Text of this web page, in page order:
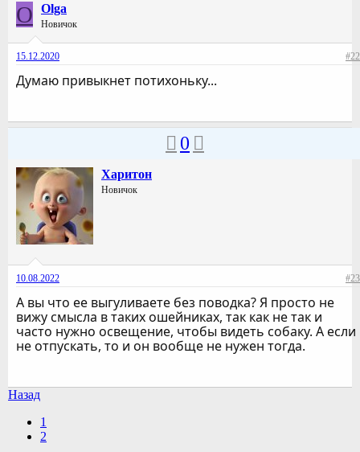
O Olga
Новичок
15.12.2020 #22
Думаю привыкнет потихоньку...
0
Харитон
Новичок
10.08.2022 #23
А вы что ее выгуливаете без поводка? Я просто не
вижу смысла в таких ошейниках, так как не так и
часто нужно освещение, чтобы видеть собаку. А если
не отпускать, то и он вообще не нужен тогда.
Назад
1
2